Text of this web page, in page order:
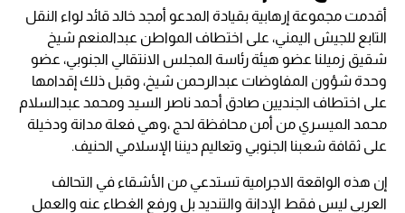
أقدمت مجموعة إرهابية بقيادة المدعو أمجد خالد قائد لواء النقل
التابع للجيش اليمني، على اختطاف المواطن عبدالمنعم شيخ
شقيق زميلنا عضو هيئة رئاسة المجلس الانتقالي الجنوبي، عضو
وحدة شؤون المفاوضات عبدالرحمن شيخ، وقبل ذلك إقدامها
على اختطاف الجنديين صادق أحمد ناصر السيد ومحمد عبدالسلام
محمد الميسري من أمن محافظة لحج ،وهي فعلة مدانة ودخيلة
على ثقافة شعبنا الجنوبي وتعاليم ديننا الإسلامي الحنيف.
إن هذه الواقعة الاجرامية تستدعي من الأشقاء في التحالف
العربي ليس فقط الإدانة والتنديد بل ورفع الغطاء عنه والعمل